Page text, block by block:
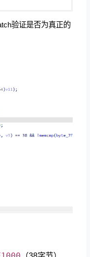
验证是否为真正的